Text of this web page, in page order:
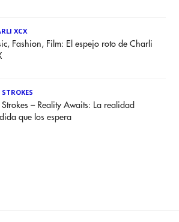
XCX
Fashion, Film: El espejo roto de Charli
Strokes – Reality Awaits: La realidad
que los espera